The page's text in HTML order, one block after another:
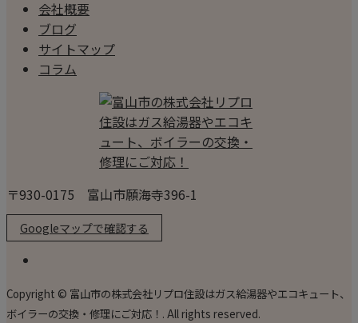
会社概要
ブログ
サイトマップ
コラム
〒930-0175 富山市願海寺396-1
Googleマップで確認する
Copyright © 富山市の株式会社リプロ住設はガス給湯器やエコキュート、
ボイラーの交換・修理にご対応！. All rights reserved.
ホーム 電話 メール